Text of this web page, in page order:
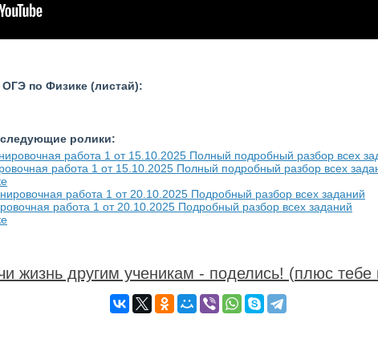
по Физике (листай):
ролики:
работа 1 от 15.10.2025 Полный подробный разбор всех
работа 1 от 20.10.2025 Подробный разбор всех заданий
жизнь другим ученикам - поделись! (плюс тебе